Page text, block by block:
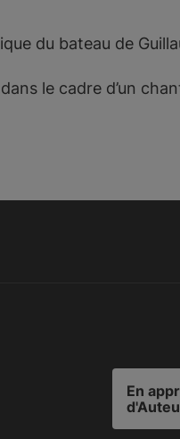
du bateau de
le cadre d’un
En